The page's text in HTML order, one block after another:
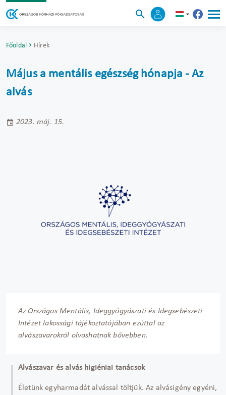
Főoldal Hírek
Május a mentális egészség hónapja - Az
alvás
2023. máj. 15.
Az Országos Mentális, Ideggyógyászati és Idegsebészeti
Intézet lakossági tájékoztatójában ezúttal az
alvászavarokról olvashatnak bővebben.
Alvászavar és alvás higiéniai tanácsok
Életünk egyharmadát alvással töltjük. Az alvásigény egyéni,